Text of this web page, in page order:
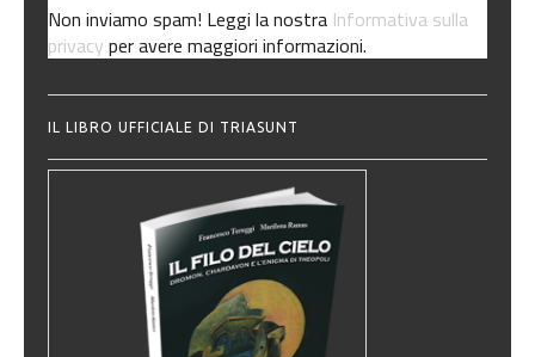
Non inviamo spam! Leggi la nostra Informativa sulla
privacyper avere maggiori informazioni.
IL LIBRO UFFICIALE DI TRIASUNT